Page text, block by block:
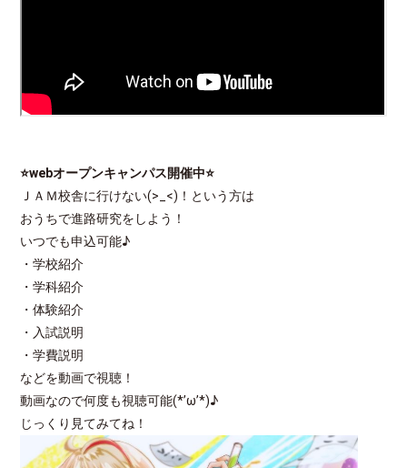
⭐webオープンキャンパス開催中⭐
ＪＡＭ校舎に行けない(>_<)！という方は
おうちで進路研究をしよう！
いつでも申込可能♪
・学校紹介
・学科紹介
・体験紹介
・入試説明
・学費説明
などを動画で視聴！
動画なので何度も視聴可能(*’ω’*)♪
じっくり見てみてね！